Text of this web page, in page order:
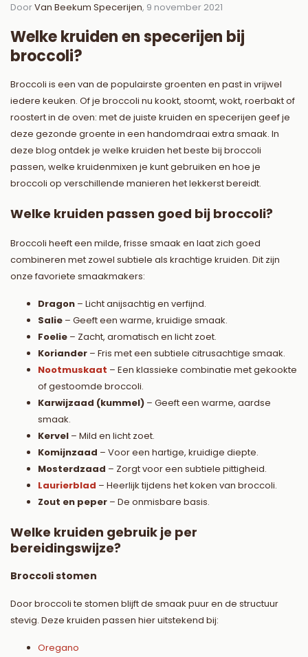
DoorVan Beekum Specerijen, 9 november 2021
Welke kruiden en specerijen bij
broccoli?
Broccoli is een van de populairste groenten en past in vrijwel
iedere keuken. Of je broccoli nu kookt, stoomt, wokt, roerbakt of
roostert in de oven: met de juiste kruiden en specerijen geef je
deze gezonde groente in een handomdraai extra smaak. In
deze blog ontdek je welke kruiden het beste bij broccoli
passen, welke kruidenmixen je kunt gebruiken en hoe je
broccoli op verschillende manieren het lekkerst bereidt.
Welke kruiden passen goed bij broccoli?
Broccoli heeft een milde, frisse smaak en laat zich goed
combineren met zowel subtiele als krachtige kruiden. Dit zijn
onze favoriete smaakmakers:
Dragon – Licht anijsachtig en verfijnd.
Salie – Geeft een warme, kruidige smaak.
Foelie – Zacht, aromatisch en licht zoet.
Koriander – Fris met een subtiele citrusachtige smaak.
Nootmuskaat – Een klassieke combinatie met gekookte
of gestoomde broccoli.
Karwijzaad (kummel) – Geeft een warme, aardse
smaak.
Kervel – Mild en licht zoet.
Komijnzaad – Voor een hartige, kruidige diepte.
Mosterdzaad – Zorgt voor een subtiele pittigheid.
Laurierblad – Heerlijk tijdens het koken van broccoli.
Zout en peper – De onmisbare basis.
Welke kruiden gebruik je per
bereidingswijze?
Broccoli stomen
Door broccoli te stomen blijft de smaak puur en de structuur
stevig. Deze kruiden passen hier uitstekend bij:
Oregano